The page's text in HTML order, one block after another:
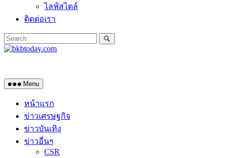
ไลฟ์สไตล์
ติดต่อเรา
Menu
หน้าแรก
ข่าวเศรษฐกิจ
ข่าวบันเทิง
ข่าวอื่นๆ
CSR